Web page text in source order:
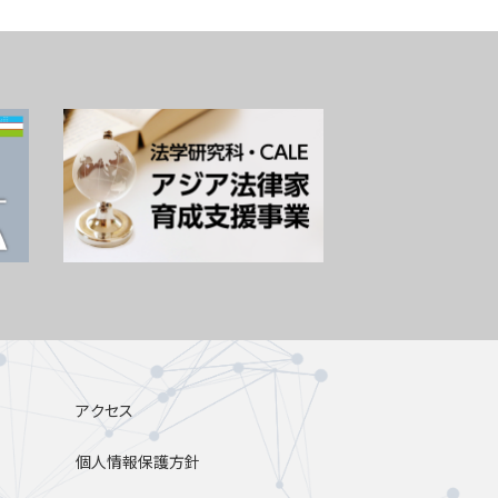
アクセス
個人情報保護方針